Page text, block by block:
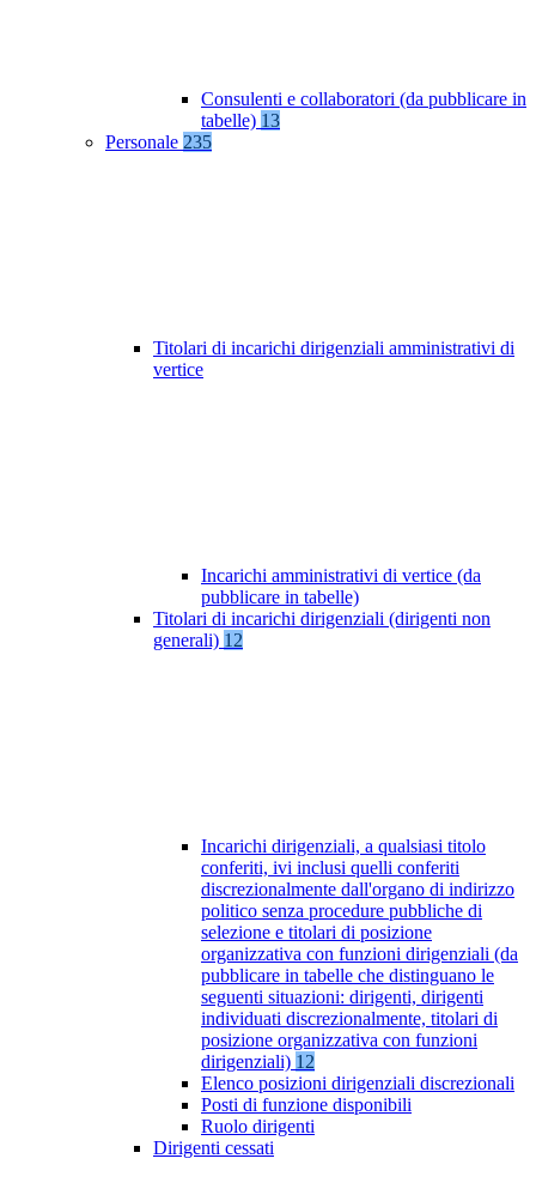
Consulenti e collaboratori (da pubblicare in
tabelle) 13
Personale 235
Titolari di incarichi dirigenziali amministrativi di
vertice
Incarichi amministrativi di vertice (da
pubblicare in tabelle)
Titolari di incarichi dirigenziali (dirigenti non
generali) 12
Incarichi dirigenziali, a qualsiasi titolo
conferiti, ivi inclusi quelli conferiti
discrezionalmente dall'organo di indirizzo
politico senza procedure pubbliche di
selezione e titolari di posizione
organizzativa con funzioni dirigenziali (da
pubblicare in tabelle che distinguano le
seguenti situazioni: dirigenti, dirigenti
individuati discrezionalmente, titolari di
posizione organizzativa con funzioni
dirigenziali) 12
Elenco posizioni dirigenziali discrezionali
Posti di funzione disponibili
Ruolo dirigenti
Dirigenti cessati